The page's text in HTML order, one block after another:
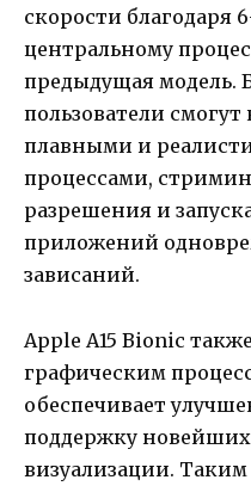
скорости благодаря
центральному
предыдущая модель.
пользователи смогут
плавными и
процессами,
разрешения и
приложений
зависаний.
Apple A15 Bionic
графическим
обеспечивает
поддержку
визуализации. Таким